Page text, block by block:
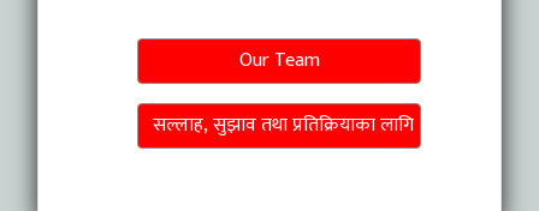
Our Team
सल्लाह, सुझाव तथा प्रतिक्रियाका लागि